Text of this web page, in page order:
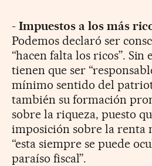
- Impuestos a los más
Podemos declaró ser
“hacen falta los ricos”. Sin
tienen que ser
mínimo sentido del
también su formación
sobre la riqueza, puesto
imposición sobre la renta
“esta siempre se puede
paraíso fiscal”.